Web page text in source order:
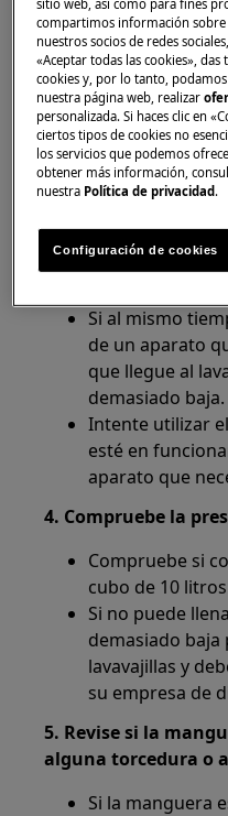
lavavajillas está
Si está cerrado,
eléctrica del
completo.
Vuelva a
y seleccione un
Pulse la tecla
3. Compruebe si
aparato que
Si al mismo
de un aparato
que llegue al
demasiado baja.
Intente utilizar
esté en
aparato que
4. Compruebe la
Compruebe si
cubo de 10
Si no puede
demasiado
lavavajillas y
su empresa de
5. Revise si la
alguna torcedura o
Si la manguera
sitio web, así como para fines
compartimos información sobre
nuestros socios de redes
«Aceptar todas las cookies»,
cookies y, por lo tanto,
nuestra página web, realizar
personalizada. Si haces clic en
ciertos tipos de cookies no
los servicios que podemos
obtener más información,
nuestra Política de privacidad .
Configuración de cookies